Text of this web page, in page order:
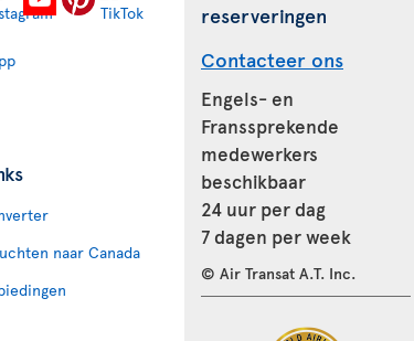
naar Canada
reserveringen
Contacteer ons
Engels- en
Franssprekende
medewerkers
beschikbaar
24 uur per dag
7 dagen per week
© Air Transat A.T. Inc.